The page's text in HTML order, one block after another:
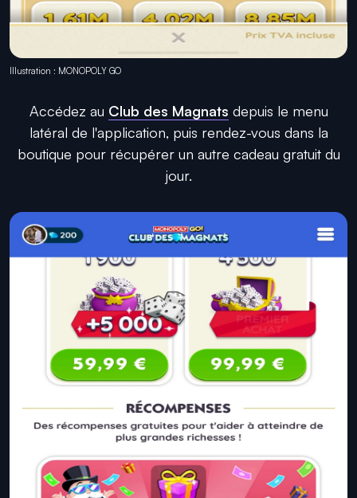
Illustration : MONOPOLY GO
Accédez au Club des Magnats depuis le menu
latéral de l'application, puis rendez-vous dans la
boutique pour récupérer un autre cadeau gratuit du
jour.